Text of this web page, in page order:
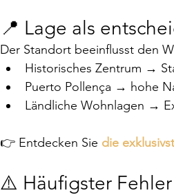
📍 Lage als
Der Standort beeinflusst den
Historisches Zentrum →
Puerto Pollença → hohe
Ländliche Wohnlagen →
👉 Entdecken Sie die
⚠️ Häufigster